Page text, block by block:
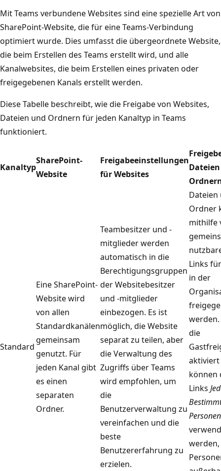
Mit Teams verbundene Websites sind eine spezielle Art von
SharePoint-Website, die für eine Teams-Verbindung
optimiert wurde. Dies umfasst die übergeordnete Website,
die beim Erstellen des Teams erstellt wird, und alle
Kanalwebsites, die beim Erstellen eines privaten oder
freigegebenen Kanals erstellt werden.
Diese Tabelle beschreibt, wie die Freigabe von Websites,
Dateien und Ordnern für jeden Kanaltyp in Teams
funktioniert.
Kanaltyp
SharePoint-
Website
Freigabeeinstellungen
für Websites
Standard
Eine SharePoint-
Website wird
von allen
Standardkanälen
gemeinsam
genutzt. Für
jeden Kanal gibt
es einen
separaten
Ordner.
Teambesitzer und -
mitglieder werden
automatisch in die
Berechtigungsgruppen
der Websitebesitzer
und -mitglieder
einbezogen. Es ist
möglich, die Website
separat zu teilen, aber
die Verwaltung des
Zugriffs über Teams
wird empfohlen, um
die
Benutzerverwaltung zu
vereinfachen und die
beste
Benutzererfahrung zu
erzielen.
Dateien
Ordner
mithilfe
Links
in der
die
aktiviert
können
Links
Personen